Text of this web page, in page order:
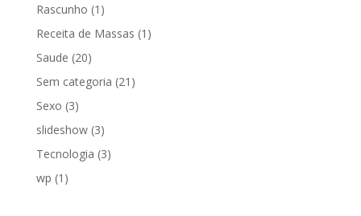
Rascunho (1)
Receita de Massas (1)
Saude (20)
Sem categoria (21)
Sexo (3)
slideshow(3)
Tecnologia (3)
wp (1)